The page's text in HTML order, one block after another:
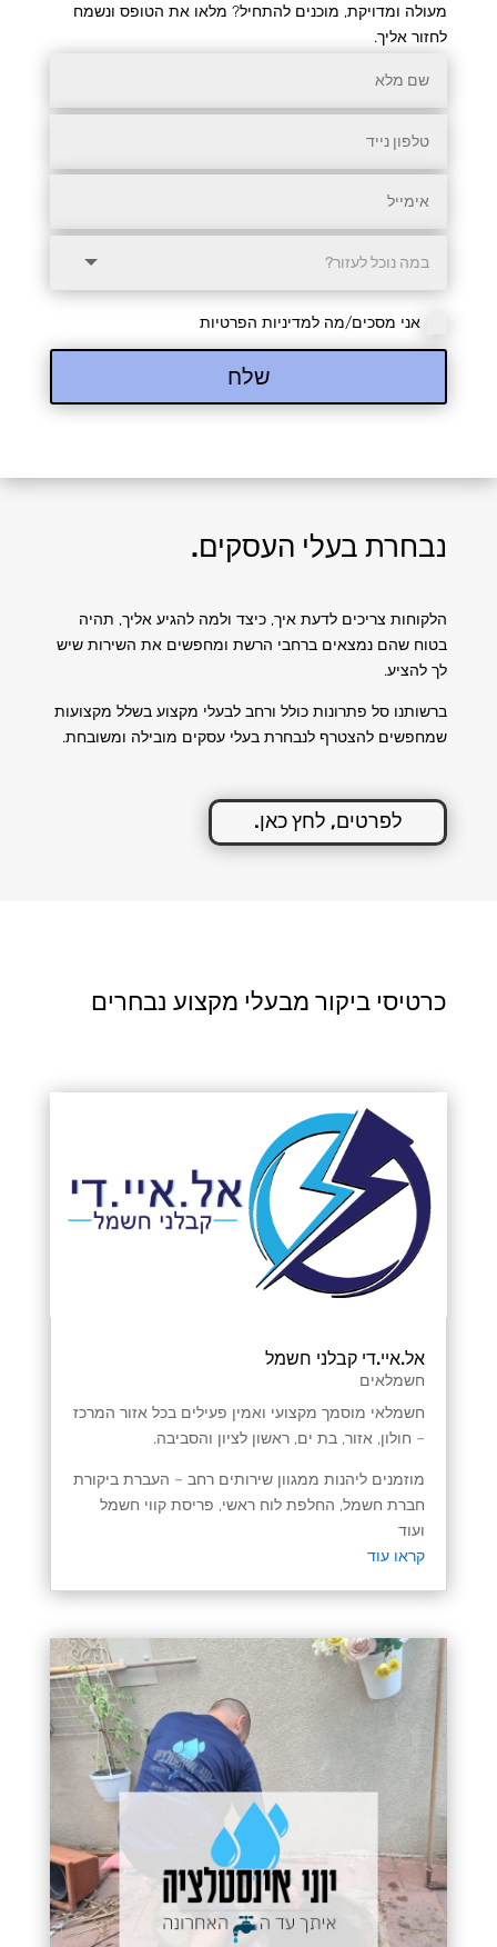
מעולה ומדויקת, מוכנים להתחיל? מלאו את הטופס ונשמח
לחזור אליך.
אני מסכים/מה למדיניות הפרטיות
שלח
נבחרת בעלי העסקים.
הלקוחות צריכים לדעת איך, כיצד ולמה להגיע אליך, תהיה
בטוח שהם נמצאים ברחבי הרשת ומחפשים את השירות שיש
לך להציע.
ברשותנו סל פתרונות כולל ורחב לבעלי מקצוע בשלל מקצועות
שמחפשים להצטרף לנבחרת בעלי עסקים מובילה ומשובחת.
לפרטים, לחץ כאן.
כרטיסי ביקור מבעלי מקצוע נבחרים
אל.איי.די קבלני חשמל
חשמלאים
חשמלאי מוסמך מקצועי ואמין פעילים בכל אזור המרכז
– חולון, אזור, בת ים, ראשון לציון והסביבה.
מוזמנים ליהנות ממגוון שירותים רחב – העברת ביקורת
חברת חשמל, החלפת לוח ראשי, פריסת קווי חשמל
ועוד
קראו עוד